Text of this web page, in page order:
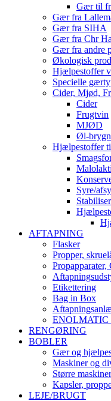
Gær til
Gær fra
Gær fra SIHA
Gær fra Chr
Gær fra andre
Økologisk
Hjælpestoffer
Specielle
Cider, Mjød,
Cider
Frugtvin
MJØD
Øl-
Hjælpestoffer
Syre/
AFTAPNING
Flasker
Propper,
Etikettering
Bag in Box
ENOLMATIC
RENGØRING
BOBLER
Gær og
Maskiner og
Større maskiner
Kapsler,
LEJE/BRUGT